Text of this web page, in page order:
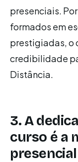
presenciais.
formados em
prestigiadas, o
credibilidade
Distância.
3. A
curso é a
presencial